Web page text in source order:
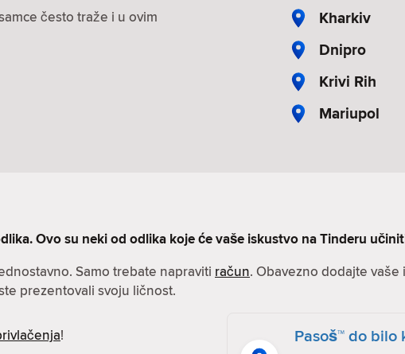
često traže i u ovim
Kharkiv
Dnipro
Krivi Rih
Mariupol
Ovo su neki od odlika koje će vaše iskustvo na Tinderu
Samo trebate napraviti račun. Obavezno dodajte
prezentovali svoju ličnost.
!
Pasoš™ do